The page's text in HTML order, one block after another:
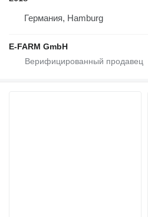
Германия, Hamburg
E-FARM GmbH